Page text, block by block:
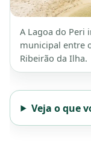
A Lagoa do Peri
municipal entre
Ribeirão da Ilha.
Veja o que